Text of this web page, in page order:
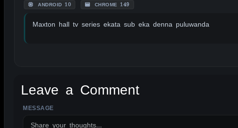
ANDROID 10 CHROME 149
Maxton hall tv series ekata sub eka denna puluwanda
Leave a Comment
MESSAGE
ALTERNATIVE: